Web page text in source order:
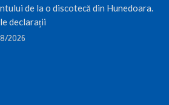
de la o discotecă din Hunedoara.
declarații
2026